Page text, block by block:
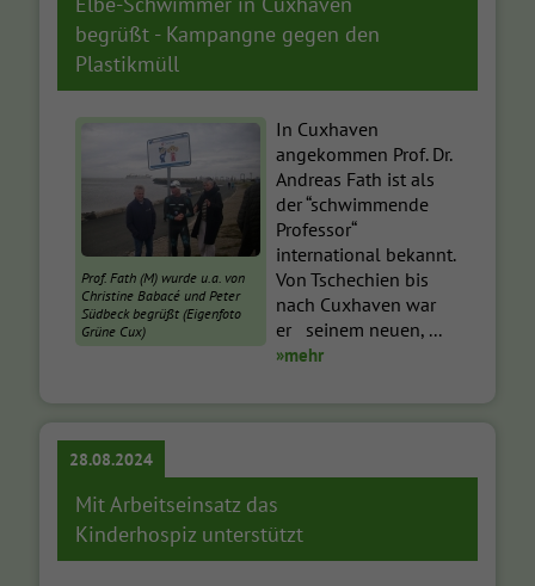
begrüßt - Kampangne gegen den
Plastikmüll
Prof. Fath (M) wurde u.a. von
Christine Babacé und Peter
Südbeck begrüßt (Eigenfoto
Grüne Cux)
In Cuxhaven
angekommen Prof. Dr.
Andreas Fath ist als
der “schwimmende
Professor“
international bekannt.
Von Tschechien bis
nach Cuxhaven war
er seinem neuen, ...
»mehr
28.08.2024
Mit Arbeitseinsatz das
Kinderhospiz unterstützt